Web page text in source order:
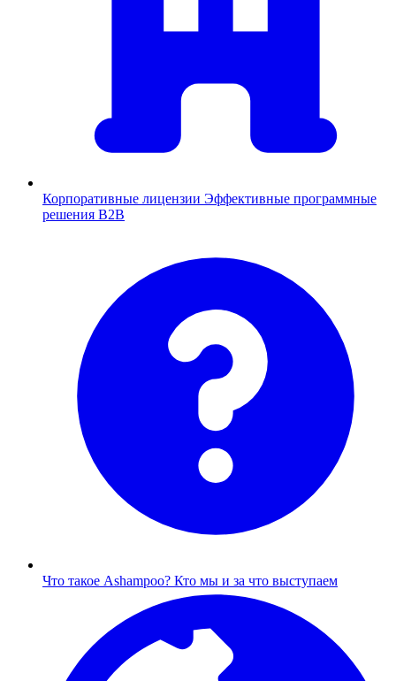
Корпоративные лицензии Эффективные программные
решения B2B
Что такое Ashampoo? Кто мы и за что выступаем